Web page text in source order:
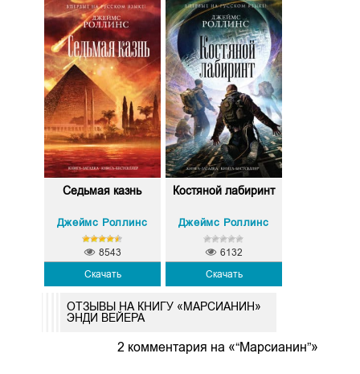
Седьмая казнь
Джеймс Роллинс
Скачать
8543
Костяной лабиринт
Джеймс Роллинс
Скачать
6132
ОТЗЫВЫ НА КНИГУ «МАРСИАНИН»
ЭНДИ ВЕЙЕРА
2 комментария на «“Марсианин”»